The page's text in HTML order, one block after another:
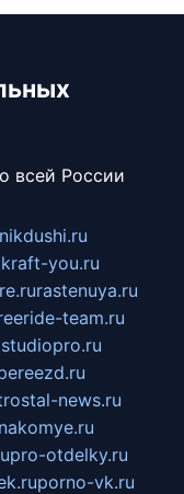
всей России
kraft-you.ru
rastenuya.ru
team.ru
news.ru
pro-otdelky.ru
porno-vk.ru